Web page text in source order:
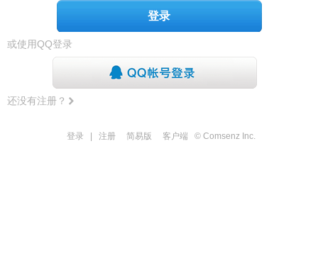
登录
或使用QQ登录
还没有注册？
登录 注册 简易版 客户端 © Comsenz Inc.